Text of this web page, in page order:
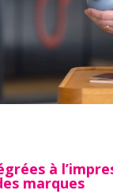
à
marques